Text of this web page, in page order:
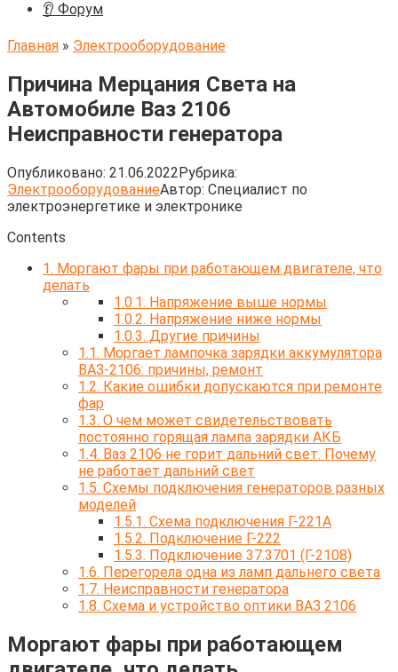
👂 Форум
Главная » Электрооборудование
Причина Мерцания Света на
Автомобиле Ваз 2106
Неисправности генератора
Опубликовано: 21.06.2022Рубрика:
ЭлектрооборудованиеАвтор: Cпециалист по
электроэнергетике и электронике
Contents
1. Моргают фары при работающем двигателе, что
делать
1.0.1. Напряжение выше нормы
1.0.2. Напряжение ниже нормы
1.0.3. Другие причины
1.1. Моргает лампочка зарядки аккумулятора
ВАЗ-2106: причины, ремонт
1.2. Какие ошибки допускаются при ремонте
фар
1.3. О чем может свидетельствовать
постоянно горящая лампа зарядки АКБ
1.4. Ваз 2106 не горит дальний свет. Почему
не работает дальний свет
1.5. Схемы подключения генераторов разных
моделей
1.5.1. Схема подключения Г-221А
1.5.2. Подключение Г-222
1.5.3. Подключение 37.3701 (Г-2108)
1.6. Перегорела одна из ламп дальнего света
1.7. Неисправности генератора
1.8. Схема и устройство оптики ВАЗ 2106
Моргают фары при работающем